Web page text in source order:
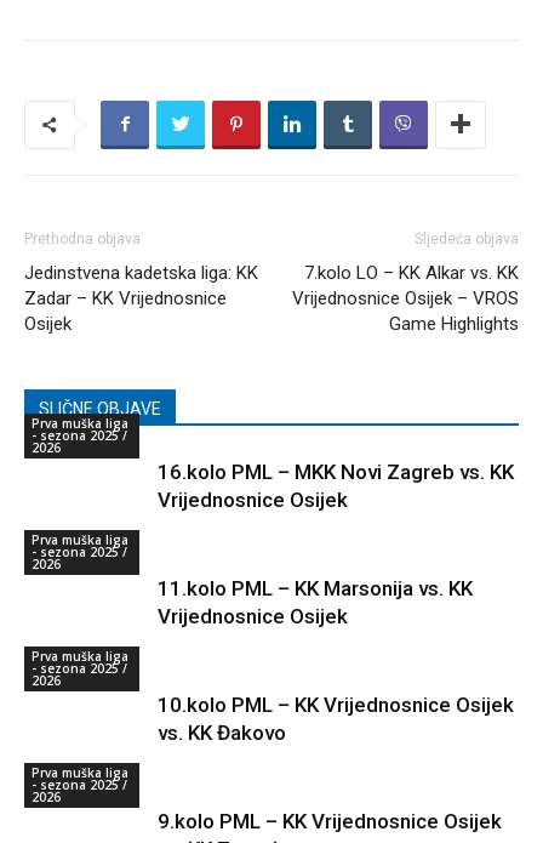
Prethodna objava
Jedinstvena kadetska liga: KK
Zadar – KK Vrijednosnice
Osijek
Sljedeća objava
7.kolo LO – KK Alkar vs. KK
Vrijednosnice Osijek – VROS
Game Highlights
SLIČNE OBJAVE
Prva muška liga
- sezona 2025 /
2026
16.kolo PML – MKK Novi Zagreb vs. KK
Vrijednosnice Osijek
Prva muška liga
- sezona 2025 /
2026
11.kolo PML – KK Marsonija vs. KK
Vrijednosnice Osijek
Prva muška liga
- sezona 2025 /
2026
10.kolo PML – KK Vrijednosnice Osijek
vs. KK Đakovo
Prva muška liga
- sezona 2025 /
2026
9.kolo PML – KK Vrijednosnice Osijek